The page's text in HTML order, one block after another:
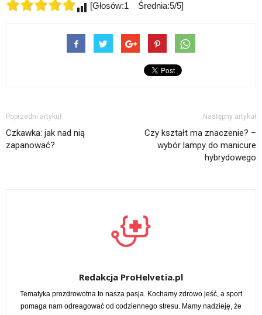
[Głosów:1 Średnia:5/5]
Poprzedni artykuł
Czkawka: jak nad nią
zapanować?
Następny artykuł
Czy kształt ma znaczenie? –
wybór lampy do manicure
hybrydowego
Redakcja ProHelvetia.pl
Tematyka prozdrowotna to nasza pasja. Kochamy zdrowo jeść, a sport
pomaga nam odreagować od codziennego stresu. Mamy nadzieję, że